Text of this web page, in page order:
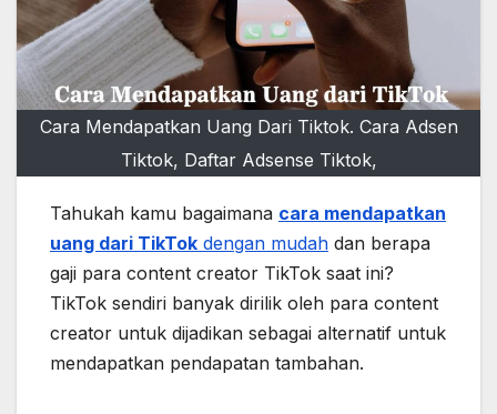
Cara Mendapatkan Uang Dari Tiktok. Cara Adsen
Tiktok, Daftar Adsense Tiktok,
Tahukah kamu bagaimana cara mendapatkan
uang dari TikTok dengan mudah dan berapa
gaji para content creator TikTok saat ini?
TikTok sendiri banyak dirilik oleh para content
creator untuk dijadikan sebagai alternatif untuk
mendapatkan pendapatan tambahan.